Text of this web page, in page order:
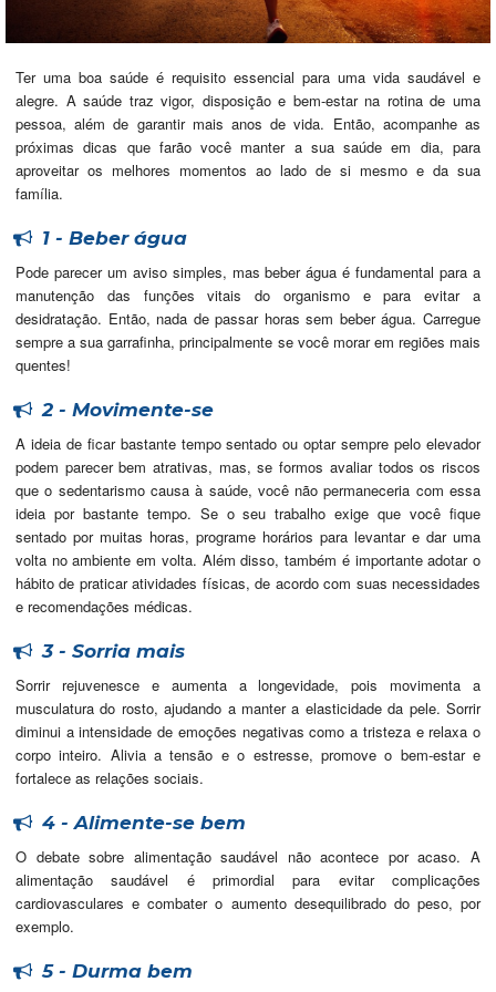
Ter uma boa saúde é requisito essencial para uma vida saudável e
alegre. A saúde traz vigor, disposição e bem-estar na rotina de uma
pessoa, além de garantir mais anos de vida. Então, acompanhe as
próximas dicas que farão você manter a sua saúde em dia, para
aproveitar os melhores momentos ao lado de si mesmo e da sua
família.
1 - Beber água
Pode parecer um aviso simples, mas beber água é fundamental para a
manutenção das funções vitais do organismo e para evitar a
desidratação. Então, nada de passar horas sem beber água. Carregue
sempre a sua garrafinha, principalmente se você morar em regiões mais
quentes!
2 - Movimente-se
A ideia de ficar bastante tempo sentado ou optar sempre pelo elevador
podem parecer bem atrativas, mas, se formos avaliar todos os riscos
que o sedentarismo causa à saúde, você não permaneceria com essa
ideia por bastante tempo. Se o seu trabalho exige que você fique
sentado por muitas horas, programe horários para levantar e dar uma
volta no ambiente em volta. Além disso, também é importante adotar o
hábito de praticar atividades físicas, de acordo com suas necessidades
e recomendações médicas.
3 - Sorria mais
Sorrir rejuvenesce e aumenta a longevidade, pois movimenta a
musculatura do rosto, ajudando a manter a elasticidade da pele. Sorrir
diminui a intensidade de emoções negativas como a tristeza e relaxa o
corpo inteiro. Alivia a tensão e o estresse, promove o bem-estar e
fortalece as relações sociais.
4 - Alimente-se bem
O debate sobre alimentação saudável não acontece por acaso. A
alimentação saudável é primordial para evitar complicações
cardiovasculares e combater o aumento desequilibrado do peso, por
exemplo.
5 - Durma bem